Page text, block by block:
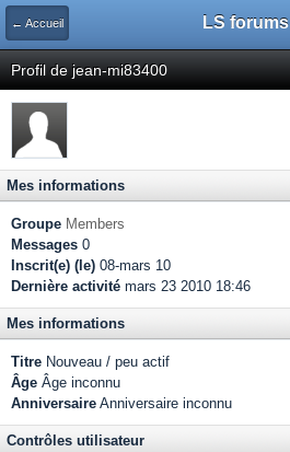
← Accueil LS forums
Profil de jean-mi83400
Mes informations
Groupe Members
Messages 0
Inscrit(e) (le) 08-mars 10
Dernière activité mars 23 2010 18:46
Mes informations
Titre Nouveau / peu actif
Âge Âge inconnu
Anniversaire Anniversaire inconnu
Contrôles utilisateur